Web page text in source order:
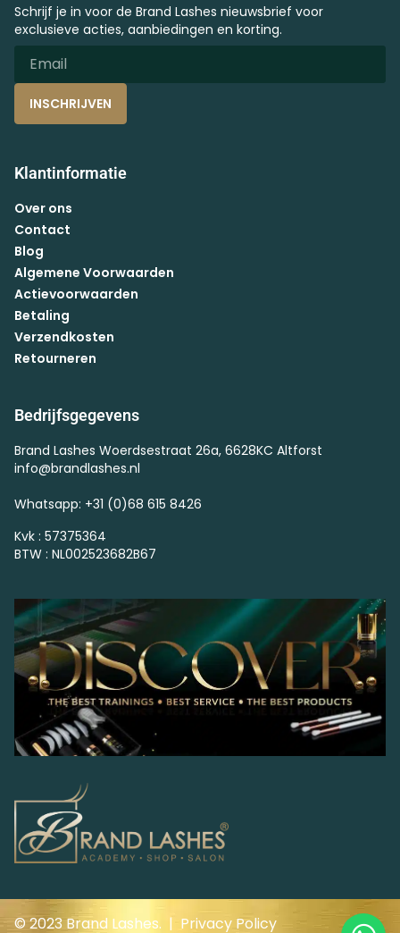
Schrijf je in voor de Brand Lashes nieuwsbrief voor
exclusieve acties, aanbiedingen en korting.
INSCHRIJVEN
Klantinformatie
Over ons
Contact
Blog
Algemene Voorwaarden
Actievoorwaarden
Betaling
Verzendkosten
Retourneren
Bedrijfsgegevens
Brand Lashes Woerdsestraat 26a, 6628KC Altforst
info@brandlashes.nl
Whatsapp: +31 (0)68 615 8426
Kvk : 57375364
BTW : NL002523682B67
© 2023 Brand Lashes. | Privacy Policy